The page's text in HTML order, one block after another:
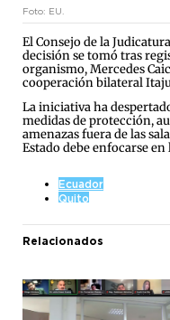
Foto: EU.
El Consejo de la
decisión se tomó tras
organismo, Mercedes
cooperación bilateral
La iniciativa ha
medidas de protección,
amenazas fuera de las
Estado debe enfocarse
Ecuador
Quito
Relacionados